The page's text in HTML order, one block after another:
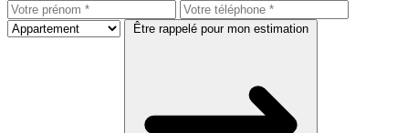
Être rappelé pour mon estimation